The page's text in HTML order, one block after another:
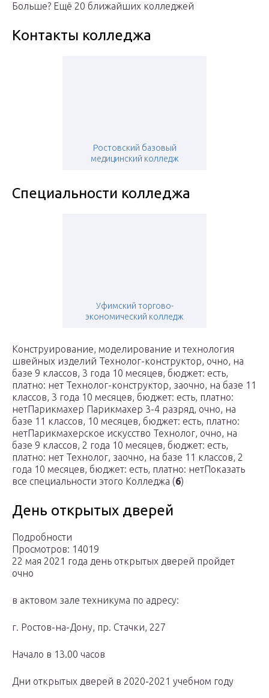
Больше? Ещё 20 ближайших колледжей
Контакты колледжа
Ростовский базовый
медицинский колледж
Специальности колледжа
Уфимский торгово-
экономический колледж
Конструирование, моделирование и технология
швейных изделий Технолог-конструктор, очно, на
базе 9 классов, 3 года 10 месяцев, бюджет: есть,
платно: нет Технолог-конструктор, заочно, на базе 11
классов, 3 года 10 месяцев, бюджет: есть, платно:
нетПарикмахер Парикмахер 3-4 разряд, очно, на
базе 11 классов, 10 месяцев, бюджет: есть, платно:
нетПарикмахерское искусство Технолог, очно, на
базе 9 классов, 2 года 10 месяцев, бюджет: есть,
платно: нет Технолог, заочно, на базе 11 классов, 2
года 10 месяцев, бюджет: есть, платно: нетПоказать
все специальности этого Колледжа (6)
День открытых дверей
Подробности
Просмотров: 14019
22 мая 2021 года день открытых дверей пройдет
очно
в актовом зале техникума по адресу:
г. Ростов-на-Дону, пр. Стачки, 227
Начало в 13.00 часов
Дни открытых дверей в 2020-2021 учебном году